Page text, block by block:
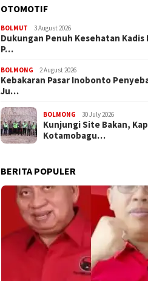
OTOMOTIF
BOLMUT 3 August 2026
Dukungan Penuh Kesehatan Kadis
P…
BOLMONG 2 August 2026
Kebakaran Pasar Inobonto
Ju…
BOLMONG 30 July 2026
Kunjungi Site Bakan,
Kotamobagu…
BERITA POPULER